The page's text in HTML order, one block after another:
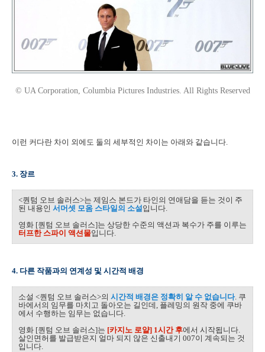
© UA Corporation, Columbia Pictures Industries. All Rights Reserved
이런 커다란 차이 외에도 둘의 세부적인 차이는 아래와 같습니다.
3. 장르
<퀀텀 오브 솔러스>는 제임스 본드가 타인의 연애담을 듣는 것이 주
된 내용인 서머셋 모옴 스타일의 소설입니다.
영화 [퀀텀 오브 솔러스]는 상당한 수준의 액션과 복수가 주를 이루는
터프한 스파이 액션물입니다.
4. 다른 작품과의 연계성 및 시간적 배경
소설 <퀀텀 오브 솔러스>의 시간적 배경은 정확히 알 수 없습니다. 쿠
바에서의 임무를 마치고 돌아오는 길인데, 플레밍의 원작 중에 쿠바
에서 수행하는 임무는 없습니다.
영화 [퀀텀 오브 솔러스]는 [카지노 로얄] 1시간 후에서 시작됩니다.
살인면허를 발급받은지 얼마 되지 않은 신출내기 007이 계속되는 것
입니다.